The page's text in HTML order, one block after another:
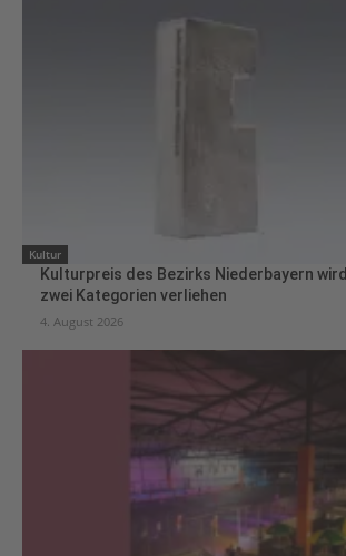
Kultur
Kulturpreis des Bezirks Niederbayern
zwei Kategorien verliehen
4. August 2026